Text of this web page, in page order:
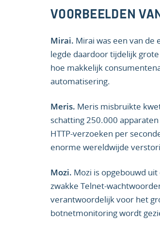
VOORBEELDEN
Mirai. Mirai was een van de
legde daardoor tijdelijk
hoe makkelijk
automatisering.
Meris. Meris misbruikte
schatting 250.000
HTTP-verzoeken per
enorme wereldwijde
Mozi. Mozi is opgebouwd
zwakke Telnet-
verantwoordelijk voor het
botnetmonitoring wordt